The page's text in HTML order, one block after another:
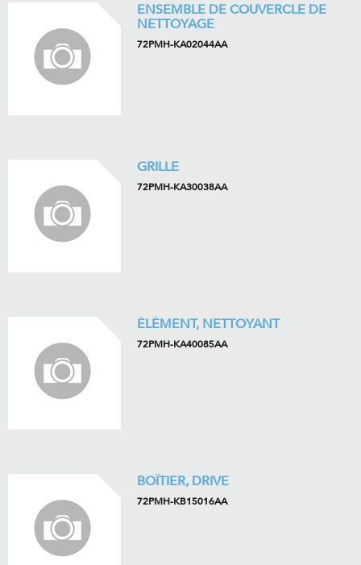
ENSEMBLE DE COUVERCLE DE
NETTOYAGE
72PMH-KA02044AA
GRILLE
72PMH-KA30038AA
ÉLÉMENT, NETTOYANT
72PMH-KA40085AA
BOÎTIER, DRIVE
72PMH-KB15016AA